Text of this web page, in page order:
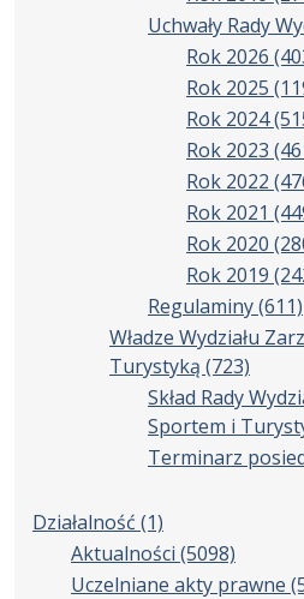
Uchwały Rady
Rok 2026
Rok 2025
Rok 2024
Rok 2023
Rok 2022
Rok 2021
Rok 2020
Rok 2019
Regulaminy(611)
Władze Wydziału
Turystyką (723)
Skład Rady
Sportem i
Terminarz
Działalność (1)
Aktualności (5098)
Uczelniane akty prawne